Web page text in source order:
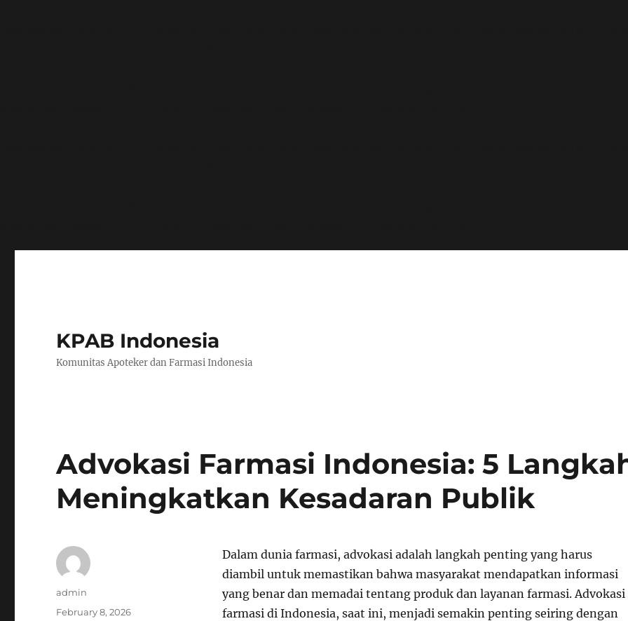
KPAB Indonesia
Komunitas Apoteker dan Farmasi Indonesia
Advokasi Farmasi Indonesia: 5
Meningkatkan Kesadaran Publik
Dalam dunia farmasi, advokasi adalah langkah penting yang harus
diambil untuk memastikan bahwa masyarakat mendapatkan informasi
yang benar dan memadai tentang produk dan layanan farmasi. Advokasi
farmasi di Indonesia, saat ini, menjadi semakin penting seiring dengan
Author
admin
Posted
February 8, 2026